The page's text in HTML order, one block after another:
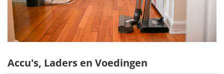
Accu's, Laders en Voedingen